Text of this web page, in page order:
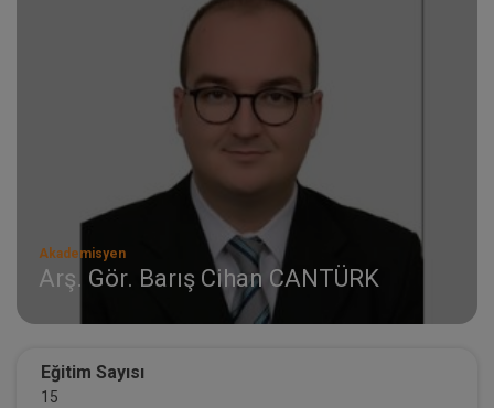
Akademisyen
Arş. Gör. Barış Cihan CANTÜRK
Eğitim Sayısı
15